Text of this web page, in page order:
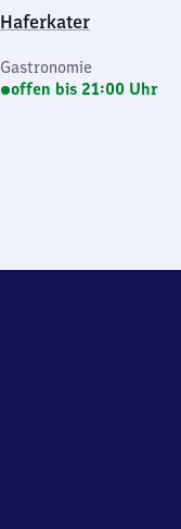
Haferkater
Gastronomie
offen bis 21:00 Uhr